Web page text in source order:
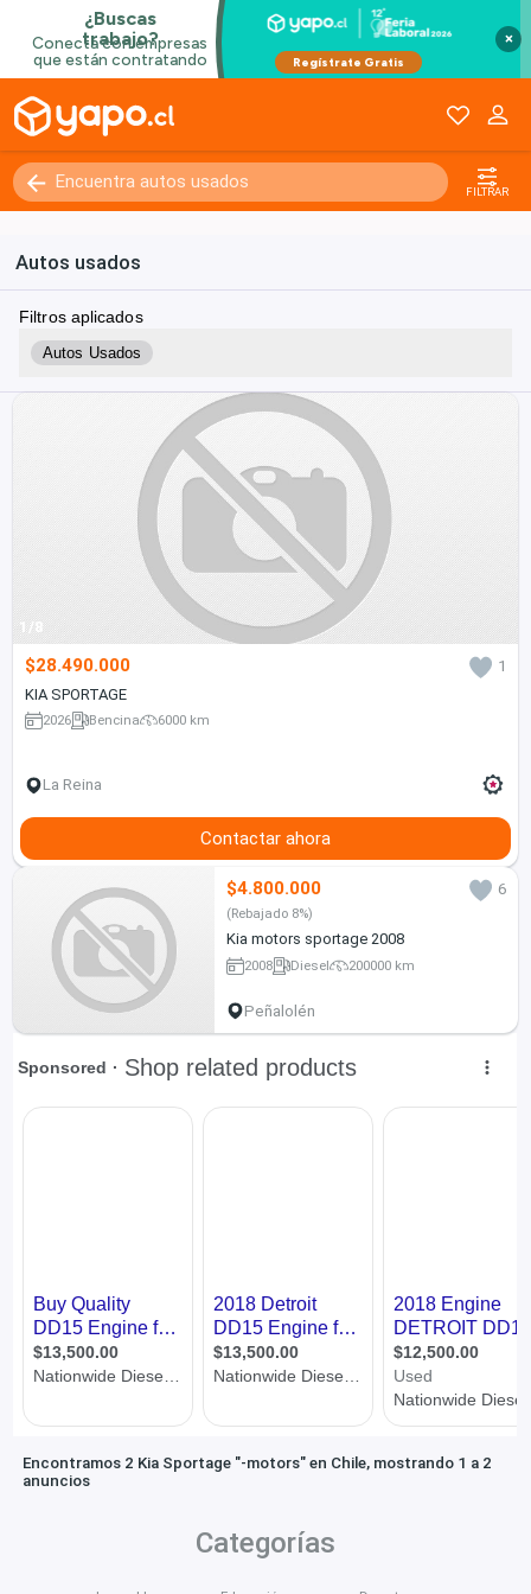
×
FILTRAR
Autos usados
Filtros aplicados
Autos Usados
1/8
$28.490.000
1
KIA SPORTAGE
2026 Bencina 6000 km
La Reina
Contactar ahora
$4.800.000 6
(Rebajado 8%)
Kia motors sportage 2008
2008 Diesel 200000 km
Peñalolén
Encontramos 2 Kia Sportage "-motors" en Chile, mostrando 1 a 2
anuncios
Categorías